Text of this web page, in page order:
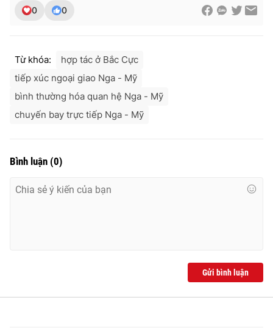
0 0
Từ khóa:
hợp tác ở Bắc Cực
tiếp xúc ngoại giao Nga - Mỹ
bình thường hóa quan hệ Nga - Mỹ
chuyến bay trực tiếp Nga - Mỹ
Bình luận (0)
Gửi bình luận